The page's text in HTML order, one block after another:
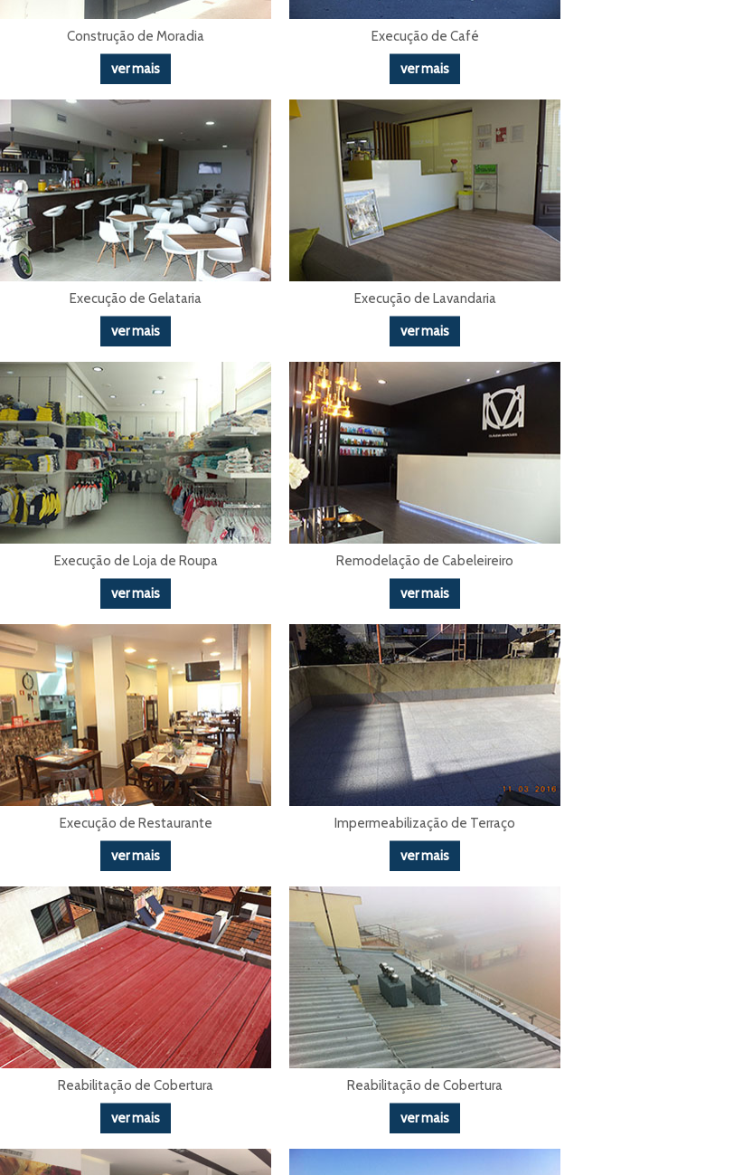
Construção de Moradia
ver mais
Execução de Café
ver mais
Execução de Gelataria
ver mais
Execução de Lavandaria
ver mais
Execução de Loja de Roupa
ver mais
Remodelação de Cabeleireiro
ver mais
Execução de Restaurante
ver mais
Impermeabilização de Terraço
ver mais
Reabilitação de Cobertura
ver mais
Reabilitação de Cobertura
ver mais